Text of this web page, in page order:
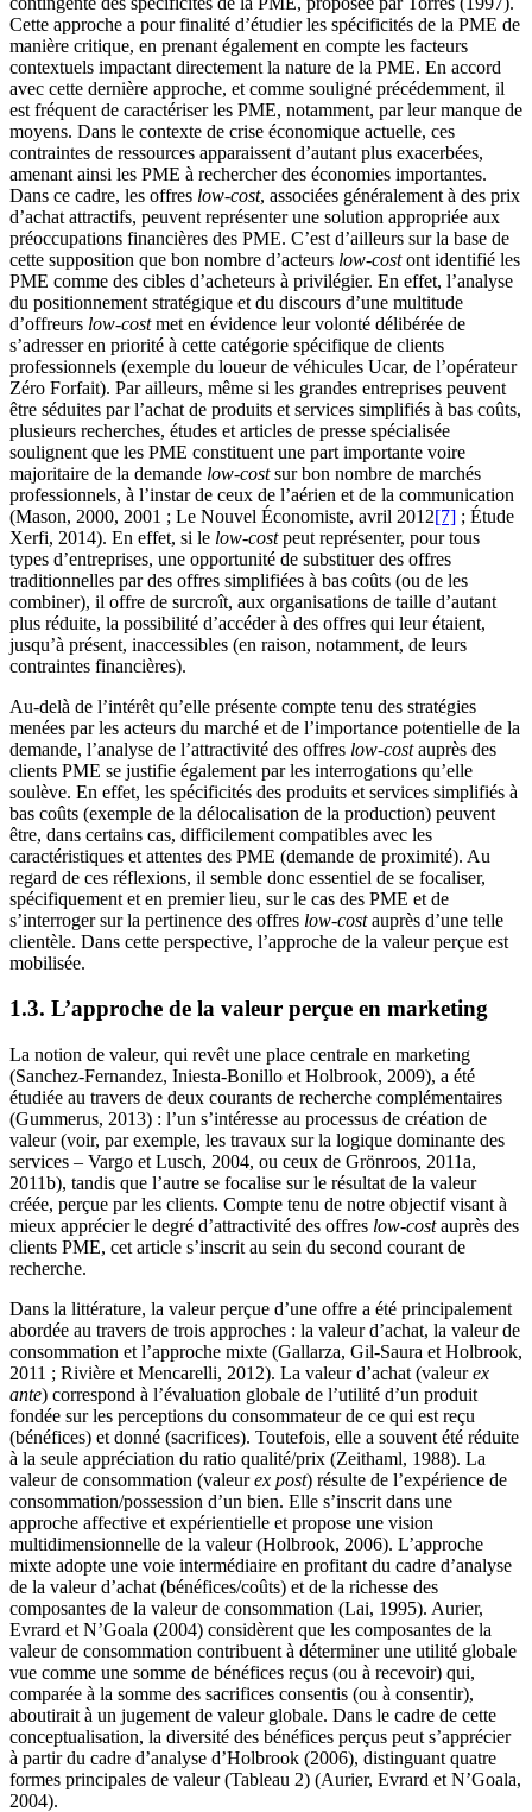
Cette approche a pour finalité d’étudier les spécificités de la PME de
manière critique, en prenant également en compte les facteurs
contextuels impactant directement la nature de la PME. En accord
avec cette dernière approche, et comme souligné précédemment, il
est fréquent de caractériser les PME, notamment, par leur manque de
moyens. Dans le contexte de crise économique actuelle, ces
contraintes de ressources apparaissent d’autant plus exacerbées,
amenant ainsi les PME à rechercher des économies importantes.
Dans ce cadre, les offres low-cost, associées généralement à des prix
d’achat attractifs, peuvent représenter une solution appropriée aux
préoccupations financières des PME. C’est d’ailleurs sur la base de
cette supposition que bon nombre d’acteurs low-costont identifié les
PME comme des cibles d’acheteurs à privilégier. En effet, l’analyse
du positionnement stratégique et du discours d’une multitude
d’offreurs low-costmet en évidence leur volonté délibérée de
s’adresser en priorité à cette catégorie spécifique de clients
professionnels (exemple du loueur de véhicules Ucar, de l’opérateur
Zéro Forfait). Par ailleurs, même si les grandes entreprises peuvent
être séduites par l’achat de produits et services simplifiés à bas coûts,
plusieurs recherches, études et articles de presse spécialisée
soulignent que les PME constituent une part importante voire
majoritaire de la demande low-costsur bon nombre de marchés
professionnels, à l’instar de ceux de l’aérien et de la communication
(Mason, 2000, 2001 ; Le Nouvel Économiste, avril 2012[7] ; Étude
Xerfi, 2014). En effet, si le low-costpeut représenter, pour tous
types d’entreprises, une opportunité de substituer des offres
traditionnelles par des offres simplifiées à bas coûts (ou de les
combiner), il offre de surcroît, aux organisations de taille d’autant
plus réduite, la possibilité d’accéder à des offres qui leur étaient,
jusqu’à présent, inaccessibles (en raison, notamment, de leurs
contraintes financières).
Au-delà de l’intérêt qu’elle présente compte tenu des stratégies
menées par les acteurs du marché et de l’importance potentielle de la
demande, l’analyse de l’attractivité des offres low-costauprès des
clients PME se justifie également par les interrogations qu’elle
soulève. En effet, les spécificités des produits et services simplifiés à
bas coûts (exemple de la délocalisation de la production) peuvent
être, dans certains cas, difficilement compatibles avec les
caractéristiques et attentes des PME (demande de proximité). Au
regard de ces réflexions, il semble donc essentiel de se focaliser,
spécifiquement et en premier lieu, sur le cas des PME et de
s’interroger sur la pertinence des offres low-costauprès d’une telle
clientèle. Dans cette perspective, l’approche de la valeur perçue est
mobilisée.
1.3. L’approche de la valeur perçue en marketing
La notion de valeur, qui revêt une place centrale en marketing
(Sanchez-Fernandez, Iniesta-Bonillo et Holbrook, 2009), a été
étudiée au travers de deux courants de recherche complémentaires
(Gummerus, 2013) : l’un s’intéresse au processus de création de
valeur (voir, par exemple, les travaux sur la logique dominante des
services – Vargo et Lusch, 2004, ou ceux de Grönroos, 2011a,
2011b), tandis que l’autre se focalise sur le résultat de la valeur
créée, perçue par les clients. Compte tenu de notre objectif visant à
mieux apprécier le degré d’attractivité des offres low-costauprès des
clients PME, cet article s’inscrit au sein du second courant de
recherche.
Dans la littérature, la valeur perçue d’une offre a été principalement
abordée au travers de trois approches : la valeur d’achat, la valeur de
consommation et l’approche mixte (Gallarza, Gil-Saura et Holbrook,
2011 ; Rivière et Mencarelli, 2012). La valeur d’achat (valeurex
ante) correspond à l’évaluation globale de l’utilité d’un produit
fondée sur les perceptions du consommateur de ce qui est reçu
(bénéfices) et donné (sacrifices). Toutefois, elle a souvent été réduite
à la seule appréciation du ratio qualité/prix (Zeithaml, 1988). La
valeur de consommation (valeurex post) résulte de l’expérience de
consommation/possession d’un bien. Elle s’inscrit dans une
approche affective et expérientielle et propose une vision
multidimensionnelle de la valeur (Holbrook, 2006). L’approche
mixte adopte une voie intermédiaire en profitant du cadre d’analyse
de la valeur d’achat (bénéfices/coûts) et de la richesse des
composantes de la valeur de consommation (Lai, 1995). Aurier,
Evrard et N’Goala (2004) considèrent que les composantes de la
valeur de consommation contribuent à déterminer une utilité globale
vue comme une somme de bénéfices reçus (ou à recevoir) qui,
comparée à la somme des sacrifices consentis (ou à consentir),
aboutirait à un jugement de valeur globale. Dans le cadre de cette
conceptualisation, la diversité des bénéfices perçus peut s’apprécier
à partir du cadre d’analyse d’Holbrook (2006), distinguant quatre
formes principales de valeur (Tableau 2) (Aurier, Evrard et N’Goala,
2004).